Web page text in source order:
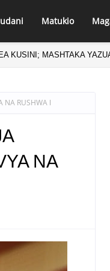
Matukio
KUSINI; MASHTAKA
NA RUSHWA l
NA